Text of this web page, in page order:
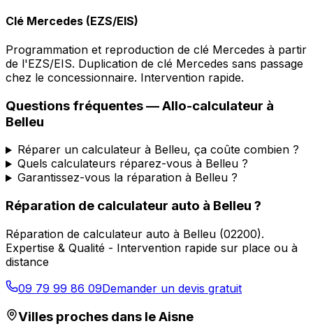
Clé Mercedes (EZS/EIS)
Programmation et reproduction de clé Mercedes à partir
de l'EZS/EIS. Duplication de clé Mercedes sans passage
chez le concessionnaire. Intervention rapide.
Questions fréquentes —Allo-calculateur à
Belleu
Réparer un calculateur à Belleu, ça coûte combien ?
Quels calculateurs réparez-vous à Belleu ?
Garantissez-vous la réparation à Belleu ?
Réparation de calculateur auto à Belleu ?
Réparation de calculateur auto à Belleu (02200).
Expertise & Qualité - Intervention rapide sur place ou à
distance
09 79 99 86 09Demander un devis gratuit
Villes proches dans leAisne